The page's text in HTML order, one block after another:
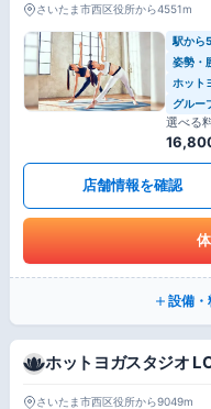
さいたま市西区役所から4551m
駅から
姿勢・
ホット
グルー
選べる
店舗情報を確認
設備・
ホットヨガスタジオ
さいたま市西区役所から9049m